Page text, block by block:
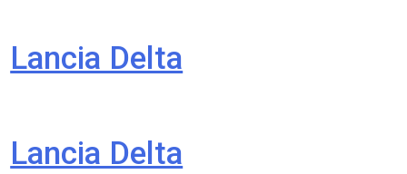
Lancia Delta
Lancia Delta